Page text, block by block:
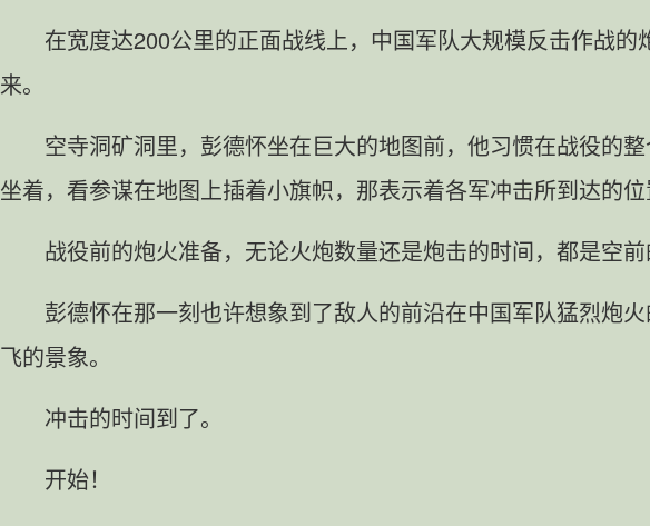
在宽度达200公里的正面战线上，中国军队大规模反击作战的
来。
空寺洞矿洞里，彭德怀坐在巨大的地图前，他习惯在战役的
坐着，看参谋在地图上插着小旗帜，那表示着各军冲击所到达的
战役前的炮火准备，无论火炮数量还是炮击的时间，都是空
彭德怀在那一刻也许想象到了敌人的前沿在中国军队猛烈炮
飞的景象。
冲击的时间到了。
开始！